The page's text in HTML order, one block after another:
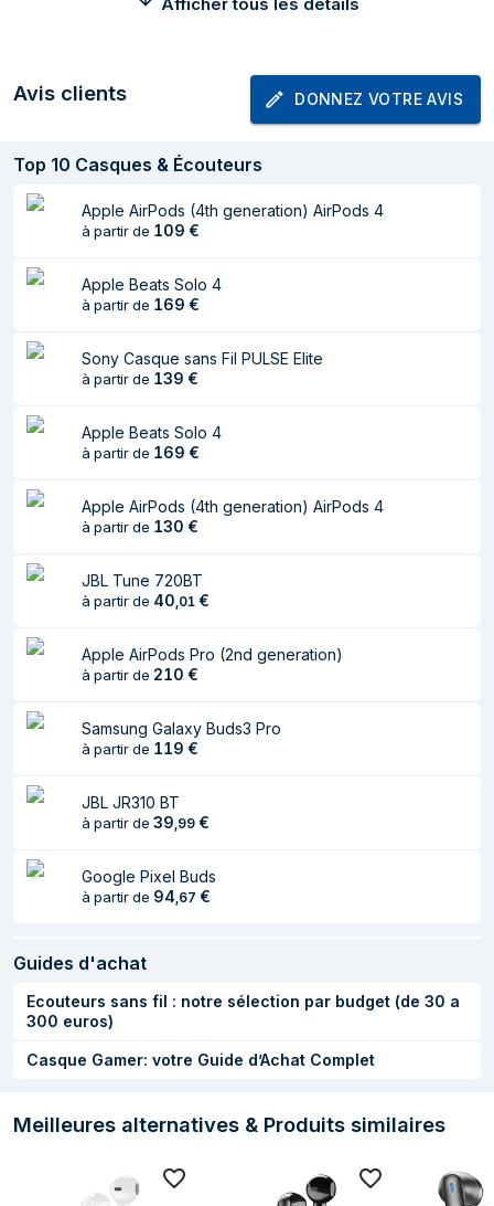
Écouteurs
Microphone
microphone
Poids et dimensions
Autres caractéristiques
Manuel d'utilisation
Batterie
Fonctionne sur piles Oui
Capacité de la
batterie de
l'écouteur droit
30 mAh
Capacité de la
l'écouteur gauche
30 mAh
continu
Durée de
batterie (boîtier de
chargement)
2 h
Capacité de la
batterie (boîtier de
250 mAh
Temps de
Temps de
batterie
Avis clients DONNEZ VOTRE AVIS
Top 10 Casques & Écouteurs
Apple AirPods (4th generation) AirPods 4
à partir de 109 €
Apple Beats Solo 4
à partir de 169 €
Sony Casque sans Fil PULSE Elite
à partir de 139 €
Apple Beats Solo 4
à partir de 169 €
Apple AirPods (4th generation) AirPods 4
à partir de 130 €
JBL Tune 720BT
à partir de 40 01 €
Apple AirPods Pro (2nd generation)
à partir de 210 €
Samsung Galaxy Buds3 Pro
à partir de 119 €
JBL JR310 BT
à partir de 39 99 €
Google Pixel Buds
à partir de 94 67 €
Guides d'achat
Ecouteurs sans fil : notre sélection par budget (de 30 a
300 euros)
Casque Gamer: votre Guide d’Achat Complet
Meilleures alternatives & Produits similaires